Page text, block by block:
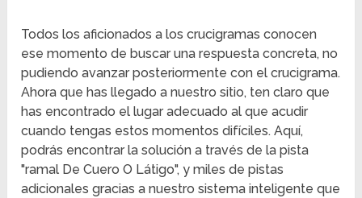
Todos los aficionados a los crucigramas conocen
ese momento de buscar una respuesta concreta, no
pudiendo avanzar posteriormente con el crucigrama.
Ahora que has llegado a nuestro sitio, ten claro que
has encontrado el lugar adecuado al que acudir
cuando tengas estos momentos difíciles. Aquí,
podrás encontrar la solución a través de la pista
"ramal De Cuero O Látigo", y miles de pistas
adicionales gracias a nuestro sistema inteligente que